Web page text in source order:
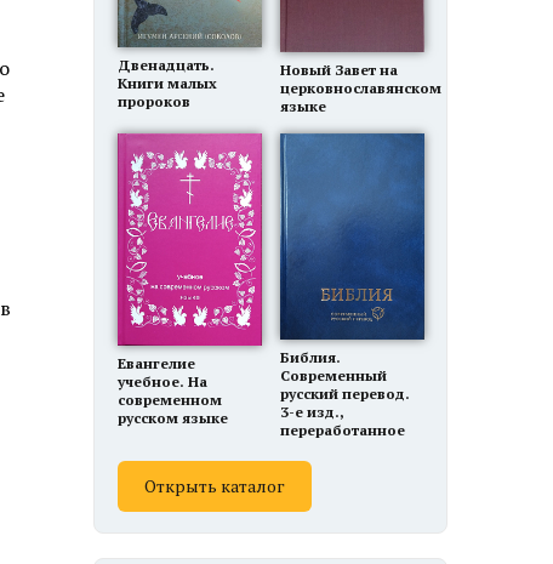
Двенадцать.
Книги малых
пророков
Новый Завет на
церковнославянском
языке
Евангелие
учебное. На
современном
русском языке
Библия.
Современный
русский перевод.
3-е изд.,
переработанное
Открыть каталог